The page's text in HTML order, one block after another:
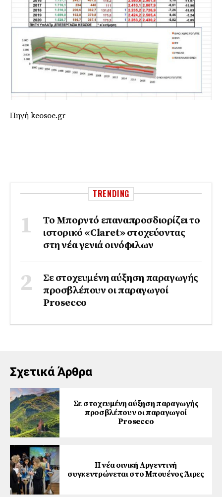
Πηγή keosoe.gr
TRENDING
Το Μπορντό επαναπροσδιορίζει το
ιστορικό «Claret» στοχεύοντας
στη νέα γενιά οινόφιλων
Σε στοχευμένη αύξηση παραγωγής
προσβλέπουν οι παραγωγοί
Prosecco
Σχετικά Άρθρα
Σε στοχευμένη αύξηση παραγωγής
προσβλέπουν οι παραγωγοί
Prosecco
Η νέα οινική Αργεντινή
συγκεντρώνεται στο Μπουένος Άιρες